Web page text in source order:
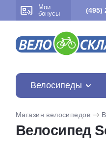
Мои
бонусы
(495)
Велосипеды
Магазин велосипедов
Велосипед